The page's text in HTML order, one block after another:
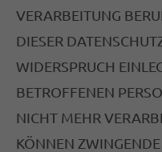
VERARBEITUNG
DIESER
WIDERSPRUCH
BETROFFENEN
NICHT MEHR
KÖNNEN